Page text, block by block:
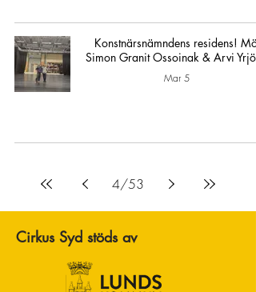
Konstnärsnämndens residens! Möt
Simon Granit Ossoinak & Arvi
Mar 5
4/53
Cirkus Syd stöds av